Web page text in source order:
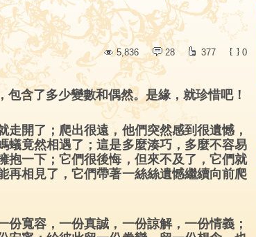
5,836 28 377 0
含了多少變數和偶然。是緣，就珍惜吧！
開了；爬出很遠，他們突然感到很遺憾，
蟻竟然相遇了；這是多麼湊巧，多麼不容易
抱一下；它們很後悔，但來不及了，它們就
再相見了，它們帶著一絲絲遺憾繼續向前爬
寬容，一份真誠，一份諒解，一份情義；